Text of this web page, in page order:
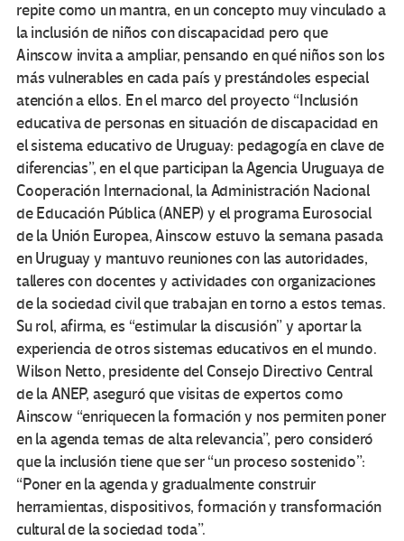
repite como un mantra, en un concepto muy vinculado a
la inclusión de niños con discapacidad pero que
Ainscow invita a ampliar, pensando en qué niños son los
más vulnerables en cada país y prestándoles especial
atención a ellos. En el marco del proyecto “Inclusión
educativa de personas en situación de discapacidad en
el sistema educativo de Uruguay: pedagogía en clave de
diferencias”, en el que participan la Agencia Uruguaya de
Cooperación Internacional, la Administración Nacional
de Educación Pública (ANEP) y el programa Eurosocial
de la Unión Europea, Ainscow estuvo la semana pasada
en Uruguay y mantuvo reuniones con las autoridades,
talleres con docentes y actividades con organizaciones
de la sociedad civil que trabajan en torno a estos temas.
Su rol, afirma, es “estimular la discusión” y aportar la
experiencia de otros sistemas educativos en el mundo.
Wilson Netto, presidente del Consejo Directivo Central
de la ANEP, aseguró que visitas de expertos como
Ainscow “enriquecen la formación y nos permiten poner
en la agenda temas de alta relevancia”, pero consideró
que la inclusión tiene que ser “un proceso sostenido”:
“Poner en la agenda y gradualmente construir
herramientas, dispositivos, formación y transformación
cultural de la sociedad toda”.